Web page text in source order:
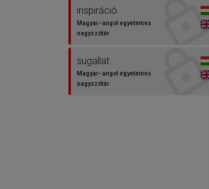
inspiráció
Magyar−angol egyetemes
nagyszótár
sugallat
Magyar−angol egyetemes
nagyszótár